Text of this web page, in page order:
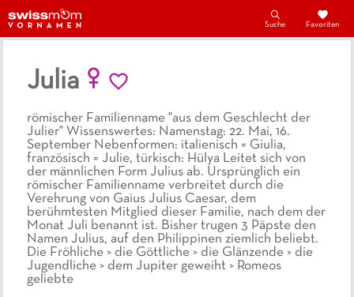
Suche Favoriten
Julia
römischer Familienname "aus dem Geschlecht der
Julier" Wissenswertes: Namenstag: 22. Mai, 16.
September Nebenformen: italienisch = Giulia,
französisch = Julie, türkisch: Hülya Leitet sich von
der männlichen Form Julius ab. Ursprünglich ein
römischer Familienname verbreitet durch die
Verehrung von Gaius Julius Caesar, dem
berühmtesten Mitglied dieser Familie, nach dem der
Monat Juli benannt ist. Bisher trugen 3 Päpste den
Namen Julius, auf den Philippinen ziemlich beliebt.
Die Fröhliche > die Göttliche > die Glänzende > die
Jugendliche > dem Jupiter geweiht > Romeos
geliebte